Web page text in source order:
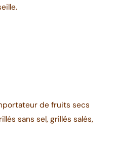
de fruits secs
sans sel, grillés salés,